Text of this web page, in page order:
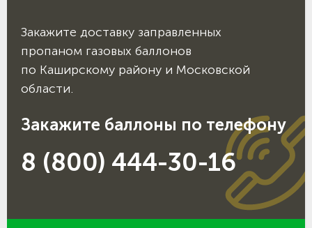
Закажите доставку заправленных
пропаном газовых баллонов
по Каширскому району и Московской
области.
Закажите баллоны по телефону
8 (800) 444-30-16